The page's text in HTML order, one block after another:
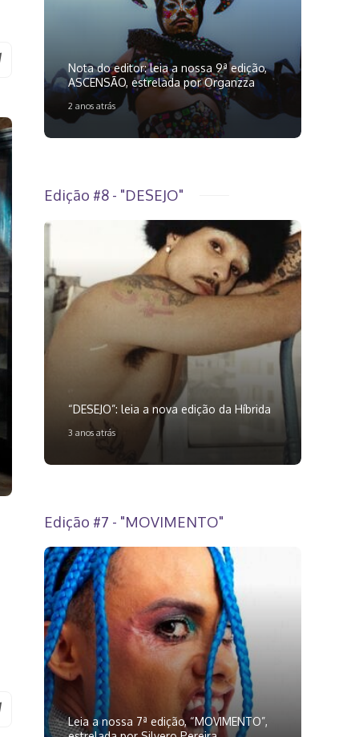
Nota do editor: leia a nossa 9ª edição,
ASCENSÃO, estrelada por Organzza
2 anos atrás
Edição #8 - "DESEJO"
“DESEJO”: leia a nova edição da Híbrida
3 anos atrás
Edição #7 - "MOVIMENTO"
Leia a nossa 7ª edição, “MOVIMENTO”,